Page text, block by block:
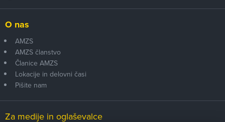
O nas
AMZS
AMZS članstvo
Članice AMZS
Lokacije in delovni časi
Pišite nam
Za medije in oglaševalce